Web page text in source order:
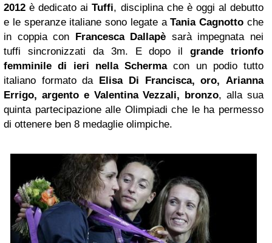
2012 è dedicato aiTuffi, disciplina che è oggi al debutto
e le speranze italiane sono legate aTania Cagnotto che
in coppia con
Francesca Dallapè sarà impegnata nei
tuffi sincronizzati da 3m. E dopo ilgrande trionfo
femminile di ieri nella Schermacon un podio tutto
italiano formato da
Elisa Di Francisca, oro, Arianna
Errigo, argento e Valentina Vezzali, bronzo, alla sua
quinta partecipazione alle Olimpiadi che le ha permesso
di ottenere ben 8 medaglie olimpiche.